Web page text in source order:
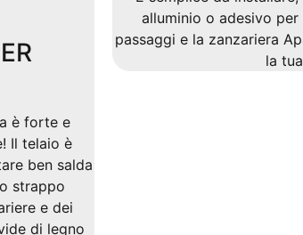
è forte e
Il telaio è
ben salda
strappo
e dei
di legno
alluminio o adesivo
passaggi e la zanzariera
la